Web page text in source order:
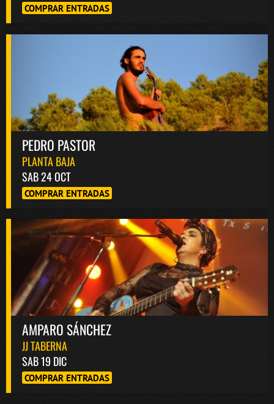
COMPRAR ENTRADAS
PEDRO PASTOR
PLANTA BAJA
SAB 24 OCT
COMPRAR ENTRADAS
AMPARO SÁNCHEZ
JJ TABERNA
SAB 19 DIC
COMPRAR ENTRADAS